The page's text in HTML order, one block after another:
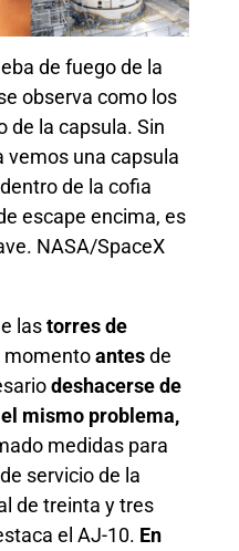
de fuego de la
observa como los
de la capsula. Sin
vemos una capsula
de la cofia
escape encima, es
NASA/SpaceX
lastorres de
momentoantesde
deshacerse de
mismo problema,
medidas para
servicio de la
de treinta y tres
el AJ-10. En